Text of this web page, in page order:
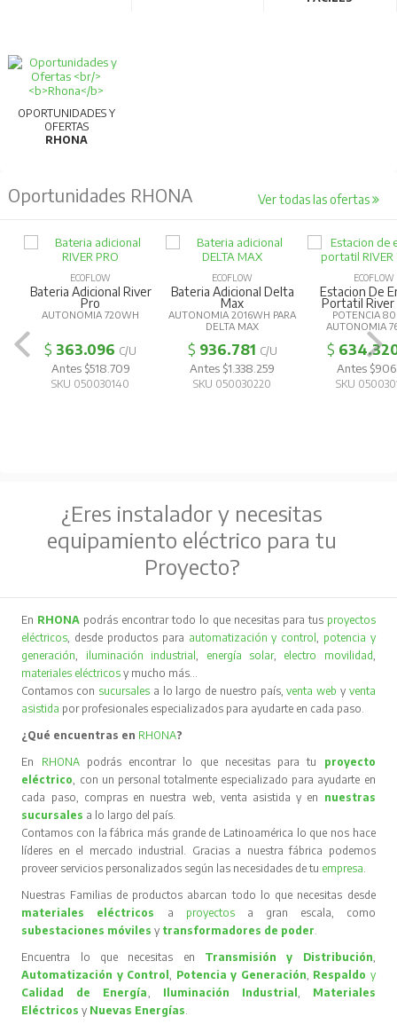
OPORTUNIDADES Y
OFERTAS
RHONA
Oportunidades RHONA Ver todas las ofertas
ECOFLOW
Bateria Adicional River
Pro
AUTONOMIA 720WH
$ 363.096 C/U
Antes $518.709
SKU 050030140
ECOFLOW
Bateria Adicional Delta
Max
AUTONOMIA 2016WH PARA
DELTA MAX
$ 936.781 C/U
Antes $1.338.259
SKU 050030220
ECOFLOW
Estacion De
Portatil River
POTENCIA
AUTONOMIA
$
Antes
SKU
¿Eres instalador y necesitas
equipamiento eléctrico para tu
Proyecto?
En RHONA podrás encontrar todo lo que necesitas para tus proyectos
eléctricos , desde productos para automatización y control
potencia y
generación
iluminación industrial energía solar, electro movilidad
materiales eléctricos y mucho más…
Contamos con sucursales a lo largo de nuestro país,venta web y venta
asistida por profesionales especializados para ayudarte en cada paso.
¿Qué encuentras en RHONA?
En RHONA podrás encontrar lo que necesitas para tu proyecto
eléctrico , con un personal totalmente especializado para ayudarte en
cada paso, compras en nuestra web, venta asistida y en nuestras
sucursales a lo largo del país.
Contamos con la fábrica más grande de Latinoamérica lo que nos hace
líderes en el mercado industrial. Gracias a nuestra fábrica podemos
proveer servicios personalizados según las necesidades de tu empresa
Nuestras Familias de productos abarcan todo lo que necesitas desde
materiales eléctricos
a proyectos
a gran escala, como
subestaciones móvilesy transformadores de poder
Encuentra lo que necesitas en Transmisión y Distribución
Automatización y Control
Potencia y Generación Respaldo y
Calidad de Energía
Iluminación Industrial
Materiales
Eléctricos y Nuevas Energías